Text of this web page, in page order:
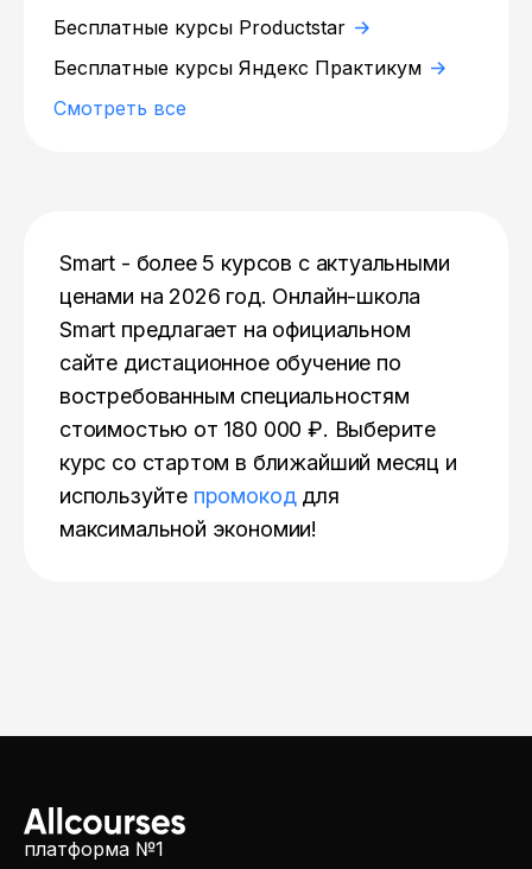
Бесплатные курсы Productstar
Бесплатные курсы Яндекс Практикум
Смотреть все
Smart - более 5 курсов с актуальными
ценами на 2026 год. Онлайн-школа
Smart предлагает на официальном
сайте дистационное обучение по
востребованным специальностям
стоимостью от 180 000 ₽. Выберите
курс со стартом в ближайший месяц и
используйте промокоддля
максимальной экономии!
платформа №1